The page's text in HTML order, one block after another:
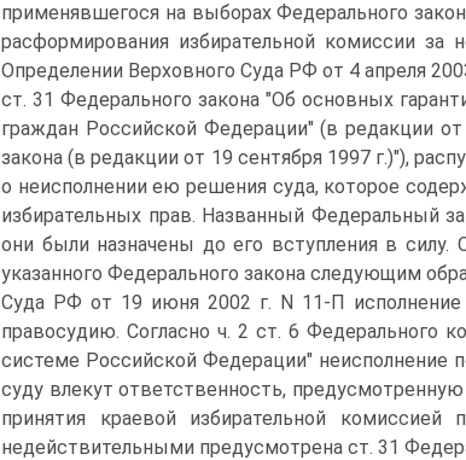
применявшегося на выборах Федерального
расформирования избирательной комиссии
Определении Верховного Суда РФ от 4 апреля
ст. 31 Федерального закона "Об основных
граждан Российской Федерации" (в редакции
закона (в редакции от 19 сентября 1997 г.)"),
о неисполнении ею решения суда, которое
избирательных прав. Названный Федеральный
они были назначены до его вступления в
указанного Федерального закона следующим
Суда РФ от 19 июня 2002 г. N 11-П
правосудию. Согласно ч. 2 ст. 6 Федерального
системе Российской Федерации" неисполнение
суду влекут ответственность,
принятия краевой избирательной
недействительными предусмотрена ст. 31